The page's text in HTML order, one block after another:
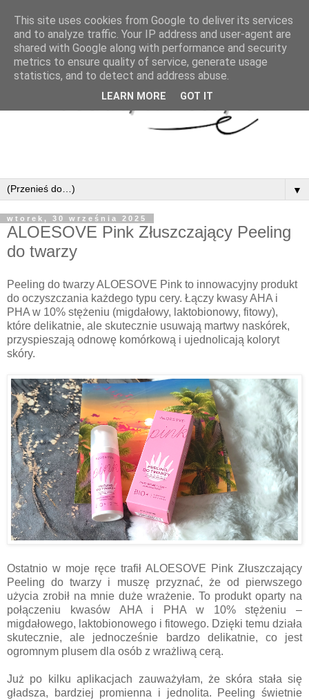
▼
wtorek, 30 września 2025
ALOESOVE Pink Złuszczający Peeling
do twarzy
Peeling do twarzy ALOESOVE Pink to innowacyjny produkt
do oczyszczania każdego typu cery. Łączy kwasy AHA i
PHA w 10% stężeniu (migdałowy, laktobionowy, fitowy),
które delikatnie, ale skutecznie usuwają martwy naskórek,
przyspieszają odnowę komórkową i ujednolicają koloryt
skóry.
Ostatnio w moje ręce trafił ALOESOVE Pink Złuszczający
Peeling do twarzy i muszę przyznać, że od pierwszego
użycia zrobił na mnie duże wrażenie. To produkt oparty na
połączeniu kwasów AHA i PHA w 10% stężeniu –
migdałowego, laktobionowego i fitowego. Dzięki temu działa
skutecznie, ale jednocześnie bardzo delikatnie, co jest
ogromnym plusem dla osób z wrażliwą cerą.
Już po kilku aplikacjach zauważyłam, że skóra stała się
gładsza, bardziej promienna i jednolita. Peeling świetnie
This site uses cookies from Google to deliver its services
and to analyze traffic. Your IP address and user-agent are
shared with Google along with performance and security
metrics to ensure quality of service, generate usage
statistics, and to detect and address abuse.
LEARN MORE GOT IT